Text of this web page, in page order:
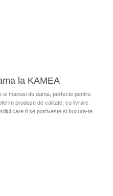
la KAMEA
si manusi de dama, perfecte pentru
produse de calitate, cu livrare
care ti se potriveste si bucura-te